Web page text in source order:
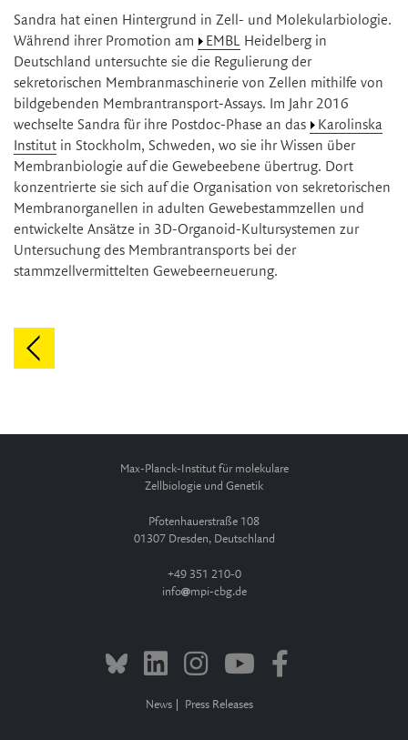
Sandra hat einen Hintergrund in Zell- und Molekularbiologie.
Während ihrer Promotion am
EMBL Heidelberg in
Deutschland untersuchte sie die Regulierung der
sekretorischen Membranmaschinerie von Zellen mithilfe von
bildgebenden Membrantransport-Assays. Im Jahr 2016
wechselte Sandra für ihre Postdoc-Phase an das
Karolinska
Institut in Stockholm, Schweden, wo sie ihr Wissen über
Membranbiologie auf die Gewebeebene übertrug. Dort
konzentrierte sie sich auf die Organisation von sekretorischen
Membranorganellen in adulten Gewebestammzellen und
entwickelte Ansätze in 3D-Organoid-Kultursystemen zur
Untersuchung des Membrantransports bei der
stammzellvermittelten Gewebeerneuerung.
Max-Planck-Institut für molekulare
Zellbiologie und Genetik
Pfotenhauerstraße 108
01307 Dresden, Deutschland
+49 351 210-0
info
mpi-cbg.de
News Press Releases